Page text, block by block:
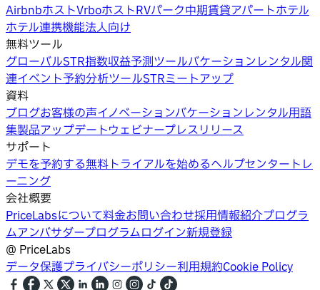
AirbnbホストVrboホストRVパーク中期賃貸アパートホテル
ホテル連携機能法人向け
無料ツール
グローバルSTR指数収益予測ツールバケーションレンタル関
連イベント予約分析ツールSTRミートアップ
資料
ブログお客様の声イノベーションバケーションレンタル用語
集製品アップデートウェビナープレスリリース
サポート
デモを予約する無料トライアルを始めるヘルプセンタートレ
ーニング
会社概要
PriceLabsについて料金お問い合わせ採用情報紹介プログラ
ムアンバサダープログラムログイン新規登録
@ PriceLabs
データ保護プライバシーポリシー利用規約Cookie Policy